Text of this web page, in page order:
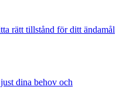
rätt tillstånd för ditt ändamål
dina behov och